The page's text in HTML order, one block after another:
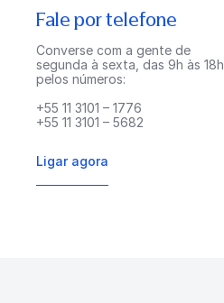
Fale por telefone
Converse com a gente de
segunda à sexta, das 9h às 18h,
pelos números:
+55 11 3101 – 1776
+55 11 3101 – 5682
Ligar agora